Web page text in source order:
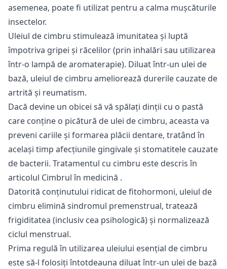
asemenea, poate fi utilizat pentru a calma mușcăturile
insectelor.
Uleiul de cimbru stimulează imunitatea și luptă
împotriva gripei și răcelilor (prin inhalări sau utilizarea
într-o lampă de aromaterapie). Diluat într-un ulei de
bază, uleiul de cimbru ameliorează durerile cauzate de
artrită și reumatism.
Dacă devine un obicei să vă spălați dinții cu o pastă
care conține o picătură de ulei de cimbru, aceasta va
preveni cariile și formarea plăcii dentare, tratând în
același timp afecțiunile gingivale și stomatitele cauzate
de bacterii. Tratamentul cu cimbru este descris în
articolul Cimbrul în medicină .
Datorită conținutului ridicat de fitohormoni, uleiul de
cimbru elimină sindromul premenstrual, tratează
frigiditatea (inclusiv cea psihologică) și normalizează
ciclul menstrual.
Prima regulă în utilizarea uleiului esențial de cimbru
este să-l folosiți întotdeauna diluat într-un ulei de bază